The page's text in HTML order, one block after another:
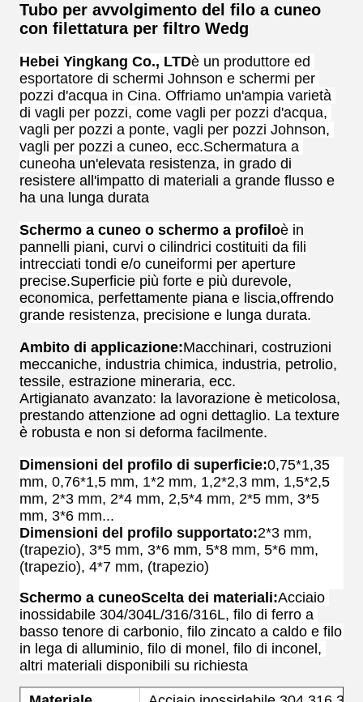
Tubo per avvolgimento del filo a cuneo
con filettatura per filtro Wedg
Hebei Yingkang Co., LTDè un produttore ed
esportatore di schermi Johnson e schermi per
pozzi d'acqua in Cina. Offriamo un'ampia varietà
di vagli per pozzi, come vagli per pozzi d'acqua,
vagli per pozzi a ponte, vagli per pozzi Johnson,
vagli per pozzi a cuneo, ecc.Schermatura a
cuneoha un'elevata resistenza, in grado di
resistere all'impatto di materiali a grande flusso e
ha una lunga durata
Schermo a cuneo o schermo a profiloè in
pannelli piani, curvi o cilindrici costituiti da fili
intrecciati tondi e/o cuneiformi per aperture
precise.Superficie più forte e più durevole,
economica, perfettamente piana e liscia,offrendo
grande resistenza, precisione e lunga durata.
Ambito di applicazione:Macchinari, costruzioni
meccaniche, industria chimica, industria, petrolio,
tessile, estrazione mineraria, ecc.
Artigianato avanzato: la lavorazione è meticolosa,
prestando attenzione ad ogni dettaglio. La texture
è robusta e non si deforma facilmente.
Dimensioni del profilo di superficie:0,75*1,35
mm, 0,76*1,5 mm, 1*2 mm, 1,2*2,3 mm, 1,5*2,5
mm, 2*3 mm, 2*4 mm, 2,5*4 mm, 2*5 mm, 3*5
mm, 3*6 mm...
Dimensioni del profilo supportato:2*3 mm,
(trapezio), 3*5 mm, 3*6 mm, 5*8 ​​mm, 5*6 mm,
(trapezio), 4*7 mm, (trapezio)
Schermo a cuneoScelta dei materiali:Acciaio
inossidabile 304/304L/316/316L, filo di ferro a
basso tenore di carbonio, filo zincato a caldo e filo
in lega di alluminio, filo di monel, filo di inconel,
altri materiali disponibili su richiesta